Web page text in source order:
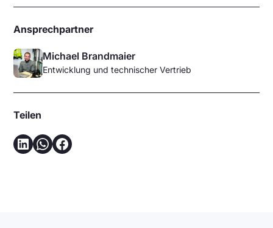
Ansprechpartner
Michael Brandmaier
Entwicklung und technischer Vertrieb
Teilen